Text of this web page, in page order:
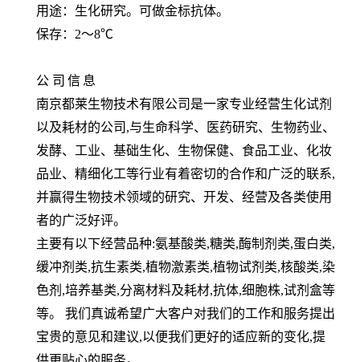
用途：生化研究。可做金标抗体。
保存： 2～8℃
公 司 信 息
南京都莱生物技术有限公司是一家专业经营生化试剂
以及耗材的公司,与生命科学、医药研究、生物药业、
发酵、工业、基础生化、生物保健、食品工业、化妆
品业、精细化工等行业有着密切的合作和广泛的联系,
并赢得生物技术领域的研究、开发、经营及各类使用
者的广泛好评。
主要有以下经营品种:氨基酸类,糖类,酶制剂类,蛋白类,
缓冲剂类,抗生素类,植物激素类,植物试剂类,核酸类,染
色剂,培养基类,分离材料及耗材,抗体,细胞株,试剂盒等
等。 我们真诚希望广大客户对我们的工作和服务提出
宝贵的意见和建议,以便我们更好的适应新的变化,提